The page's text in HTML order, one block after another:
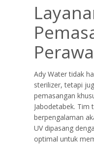
Ady Water tidak
sterilizer, tetapi
pemasangan
Jabodetabek. Tim
berpengalaman
UV dipasang
optimal untuk